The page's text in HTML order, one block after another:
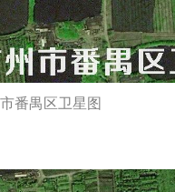
番禺区卫星图